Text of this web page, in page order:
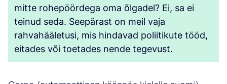
mitte rohepöördega oma õlgadel? Ei, sa ei
teinud seda. Seepärast on meil vaja
rahvahääletusi, mis hindavad poliitikute tööd,
eitades või toetades nende tegevust.